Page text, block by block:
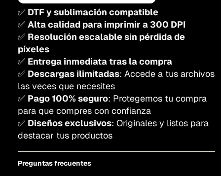
✅ DTF y sublimación compatible
✅ Alta calidad para imprimir a 300 DPI
✅ Resolución escalable sin pérdida de
píxeles
✅ Entrega inmediata tras la compra
✅ Descargas ilimitadas: Accede a tus archivos
las veces que necesites
✅ Pago 100% seguro: Protegemos tu compra
para que compres con confianza
✅ Diseños exclusivos: Originales y listos para
destacar tus productos
Preguntas frecuentes